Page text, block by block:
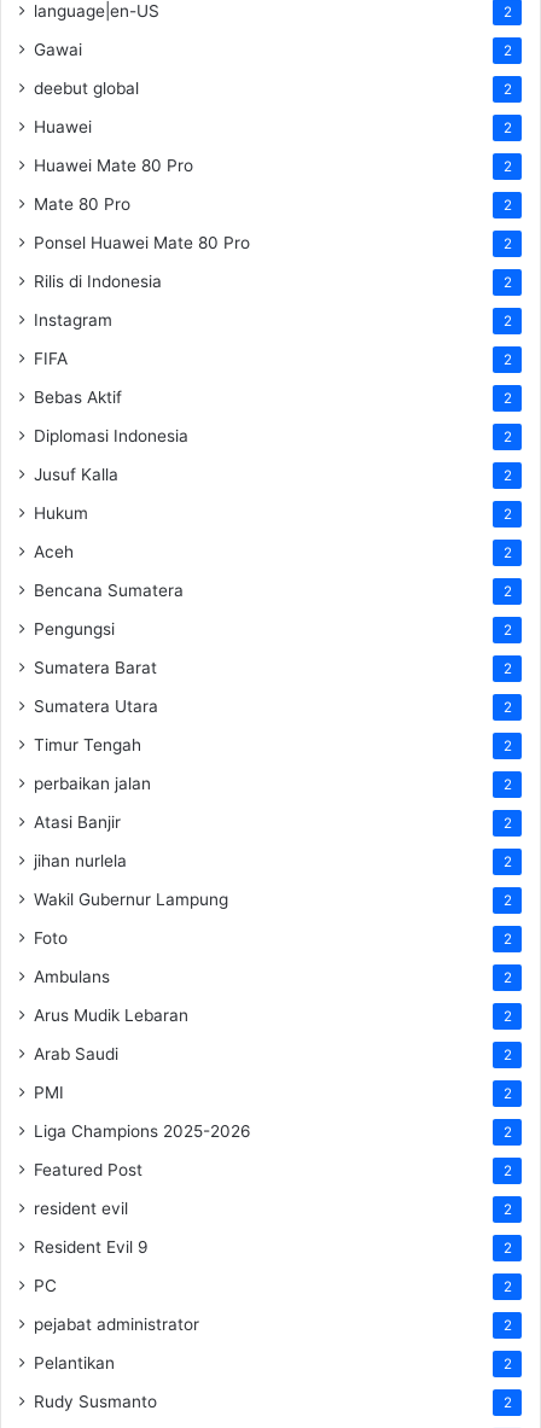
language|en-US 2
Gawai 2
deebut global 2
Huawei 2
Huawei Mate 80 Pro 2
Mate 80 Pro 2
Ponsel Huawei Mate 80 Pro 2
Rilis di Indonesia 2
Instagram 2
FIFA 2
Bebas Aktif 2
Diplomasi Indonesia 2
Jusuf Kalla 2
Hukum 2
Aceh 2
Bencana Sumatera 2
Pengungsi 2
Sumatera Barat 2
Sumatera Utara 2
Timur Tengah 2
perbaikan jalan 2
Atasi Banjir 2
jihan nurlela 2
Wakil Gubernur Lampung 2
Foto 2
Ambulans 2
Arus Mudik Lebaran 2
Arab Saudi 2
PMI 2
Liga Champions 2025-2026 2
Featured Post 2
resident evil 2
Resident Evil 9 2
PC 2
pejabat administrator 2
Pelantikan 2
Rudy Susmanto 2